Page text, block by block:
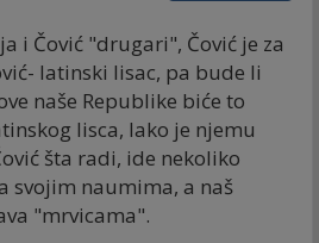
i Čović "drugari", Čović je za
latinski lisac, pa bude li
naše Republike biće to
lisca, lako je njemu
šta radi, ide nekoliko
svojim naumima, a naš
"mrvicama".